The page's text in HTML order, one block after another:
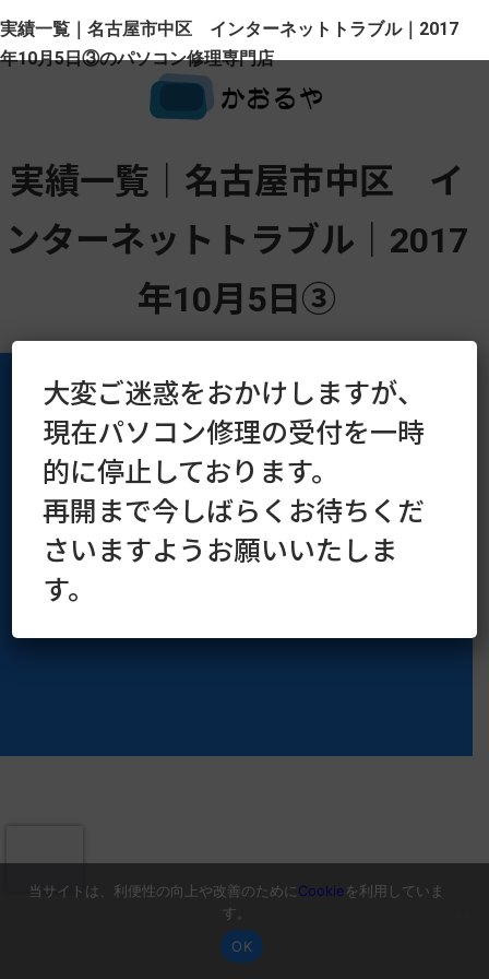
実績一覧｜名古屋市中区 インターネットトラブル｜2017
年10月5日③のパソコン修理専門店
実績一覧｜名古屋市中区 イ
ンターネットトラブル｜2017
年10月5日③
運営会社 プライバシーポリシー
Copyright © 2016–2026 kaoruya.org All Rights Reserved.
大変ご迷惑をおかけしますが、
現在パソコン修理の受付を一時
的に停止しております。
再開まで今しばらくお待ちくだ
さいますようお願いいたしま
す。
当サイトは、利便性の向上や改善のためにCookieを利用していま
す。
OK